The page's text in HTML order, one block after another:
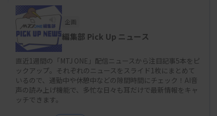
企画
編集部 Pick Up ニュース
直近1週間の「MTJ ONE」配信ニュースから注目記事5本をピ
ックアップ。それぞれのニュースをスライド1枚にまとめて
いるので、通勤中や休憩中などの隙間時間にチェック！AI音
声の読み上げ機能で、多忙な日々も耳だけで最新情報をキャ
ッチできます。